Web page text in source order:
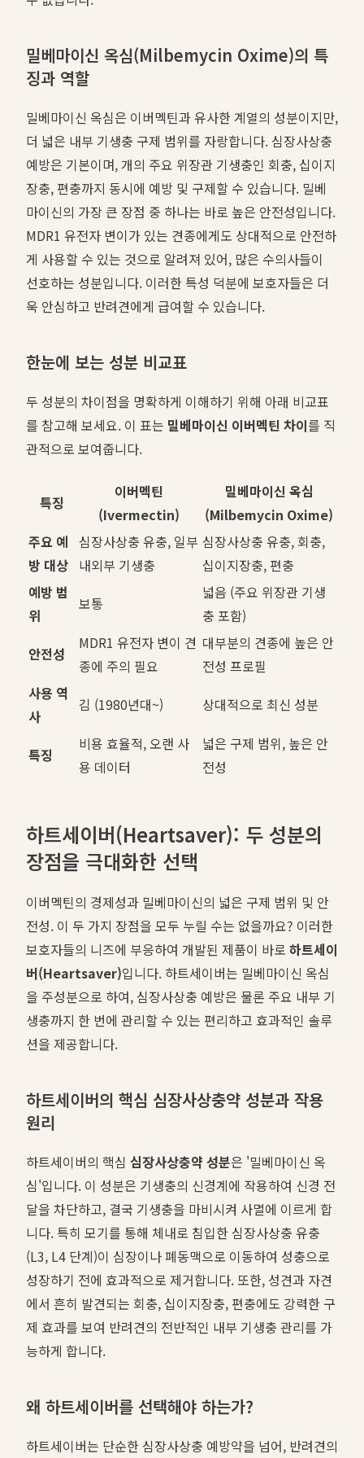
밀베마이신 옥심(Milbemycin Oxime)의 특
징과 역할
밀베마이신 옥심은 이버멕틴과 유사한 계열의 성분이지만,
더 넓은 내부 기생충 구제 범위를 자랑합니다. 심장사상충
예방은 기본이며, 개의 주요 위장관 기생충인 회충, 십이지
장충, 편충까지 동시에 예방 및 구제할 수 있습니다. 밀베
마이신의 가장 큰 장점 중 하나는 바로 높은 안전성입니다.
MDR1 유전자 변이가 있는 견종에게도 상대적으로 안전하
게 사용할 수 있는 것으로 알려져 있어, 많은 수의사들이
선호하는 성분입니다. 이러한 특성 덕분에 보호자들은 더
욱 안심하고 반려견에게 급여할 수 있습니다.
한눈에 보는 성분 비교표
두 성분의 차이점을 명확하게 이해하기 위해 아래 비교표
를 참고해 보세요. 이 표는 밀베마이신 이버멕틴 차이를 직
관적으로 보여줍니다.
특징
이버멕틴
(Ivermectin)
밀베마이신 옥심
(Milbemycin Oxime)
주요 예
방 대상
심장사상충 유충, 일부
내외부 기생충
심장사상충 유충, 회충,
십이지장충, 편충
예방 범
위
보통
넓음 (주요 위장관 기생
충 포함)
안전성
MDR1 유전자 변이 견
종에 주의 필요
대부분의 견종에 높은 안
전성 프로필
사용 역
사
김 (1980년대~) 상대적으로 최신 성분
특징
비용 효율적, 오랜 사
용 데이터
넓은 구제 범위, 높은 안
전성
하트세이버(Heartsaver): 두 성분의
장점을 극대화한 선택
이버멕틴의 경제성과 밀베마이신의 넓은 구제 범위 및 안
전성. 이 두 가지 장점을 모두 누릴 수는 없을까요? 이러한
보호자들의 니즈에 부응하여 개발된 제품이 바로 하트세이
버(Heartsaver)입니다. 하트세이버는 밀베마이신 옥심
을 주성분으로 하여, 심장사상충 예방은 물론 주요 내부 기
생충까지 한 번에 관리할 수 있는 편리하고 효과적인 솔루
션을 제공합니다.
하트세이버의 핵심 심장사상충약 성분과 작용
원리
하트세이버의 핵심 심장사상충약 성분은 '밀베마이신 옥
심'입니다. 이 성분은 기생충의 신경계에 작용하여 신경 전
달을 차단하고, 결국 기생충을 마비시켜 사멸에 이르게 합
니다. 특히 모기를 통해 체내로 침입한 심장사상충 유충
(L3, L4 단계)이 심장이나 폐동맥으로 이동하여 성충으로
성장하기 전에 효과적으로 제거합니다. 또한, 성견과 자견
에서 흔히 발견되는 회충, 십이지장충, 편충에도 강력한 구
제 효과를 보여 반려견의 전반적인 내부 기생충 관리를 가
능하게 합니다.
왜 하트세이버를 선택해야 하는가?
하트세이버는 단순한 심장사상충 예방약을 넘어, 반려견의